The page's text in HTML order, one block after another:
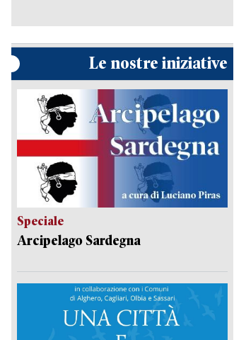
Le nostre iniziative
Speciale
Arcipelago Sardegna